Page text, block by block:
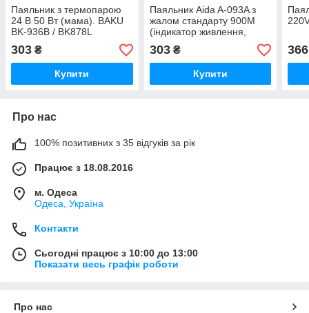
Паяльник з термопарою
24 В 50 Вт (мама). BAKU
BK-936B / BK878L
303 ₴
Купити
Паяльник Aida A-093A з
жалом стандарту 900M
(індикатор живлення,
220V, 40W)
303₴
Купити
366
Про нас
100% позитивних з 35 відгуків за рік
Працює з 18.08.2016
м. Одеса
Одеса, Україна
Контакти
Сьогодні працює з 10:00 до 13:00
Показати весь графік роботи
Про нас